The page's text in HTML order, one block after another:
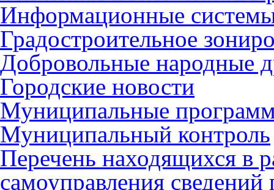
Информационные
Градостроительное
Добровольные народные
Городские новости
Муниципальные
Муниципальный контроль
Перечень находящихся в
самоуправления